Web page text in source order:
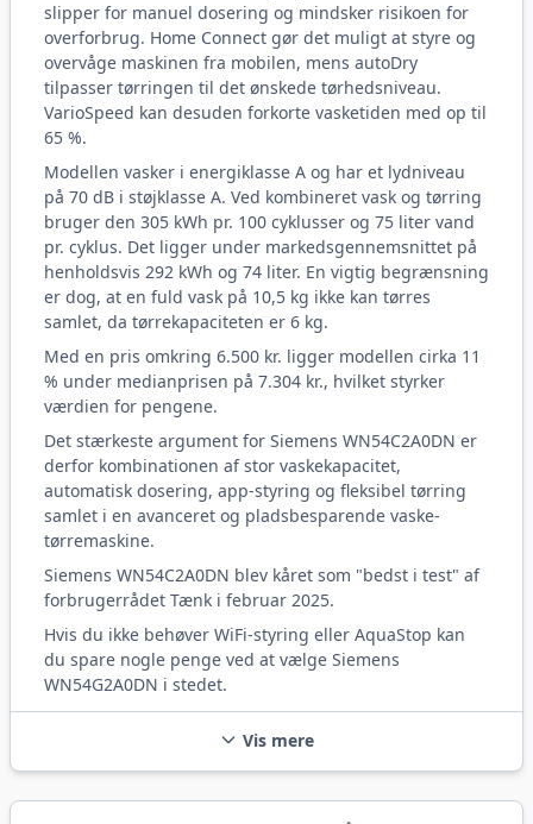
slipper for manuel dosering og mindsker risikoen for
overforbrug. Home Connect gør det muligt at styre og
overvåge maskinen fra mobilen, mens autoDry
tilpasser tørringen til det ønskede tørhedsniveau.
VarioSpeed kan desuden forkorte vasketiden med op til
65 %.
Modellen vasker i energiklasse A og har et lydniveau
på 70 dB i støjklasse A. Ved kombineret vask og tørring
bruger den 305 kWh pr. 100 cyklusser og 75 liter vand
pr. cyklus. Det ligger under markedsgennemsnittet på
henholdsvis 292 kWh og 74 liter. En vigtig begrænsning
er dog, at en fuld vask på 10,5 kg ikke kan tørres
samlet, da tørrekapaciteten er 6 kg.
Med en pris omkring 6.500 kr. ligger modellen cirka 11
% under medianprisen på 7.304 kr., hvilket styrker
værdien for pengene.
Det stærkeste argument for Siemens WN54C2A0DN er
derfor kombinationen af stor vaskekapacitet,
automatisk dosering, app-styring og fleksibel tørring
samlet i en avanceret og pladsbesparende vaske-
tørremaskine.
Siemens WN54C2A0DN blev kåret som "bedst i test" af
forbrugerrådet Tænk i februar 2025.
Hvis du ikke behøver WiFi-styring eller AquaStop kan
du spare nogle penge ved at vælge Siemens
WN54G2A0DN i stedet.
Vis mere